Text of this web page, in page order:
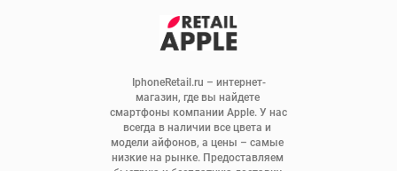
IphoneRetail.ru – интернет-
магазин, где вы найдете
смартфоны компании Apple. У нас
всегда в наличии все цвета и
модели айфонов, а цены – самые
низкие на рынке. Предоставляем